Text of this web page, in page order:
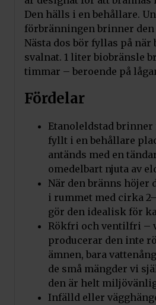
Lägg till i
Kratki Dekorativ
Pris:1 400kr
Kratki Dekorativa
Pris:120kr
Art.nr. DECO/KAMYKI
Lägg till i
Kratki Dekorativa
Stenbarkstenar
Pris:120kr
Art.nr.
DECO/KAMYKI/
Den hälls i en behållare.
förbränningen brinner
Nästa dos bör fyllas på när
svalnat. 1 liter biobränsle
timmar – beroende på
Fördelar
Etanoleldstad brinner
fyllt i en behållare
antänds med en
omedelbart njuta av
När den bränns höjer
i rummet med cirka
gör den idealisk för
Rökfri och ventilfri –
producerar den inte
ämnen, bara
de små mängder vi
den är helt
Infälld eller